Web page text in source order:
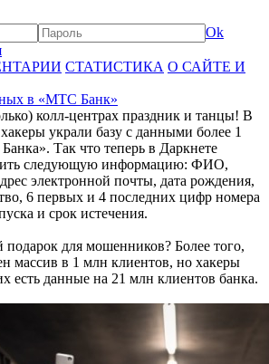
Ok
СТАТИСТИКА О САЙТЕ И
в «МТС Банк»
колл-центрах праздник и танцы! В
украли базу с данными более 1
Так что теперь в Даркнете
следующую информацию: ФИО,
электронной почты, дата рождения,
6 первых и 4 последних цифр номера
и срок истечения.
подарок для мошенников? Более того,
массив в 1 млн клиентов, но хакеры
есть данные на 21 млн клиентов банка.